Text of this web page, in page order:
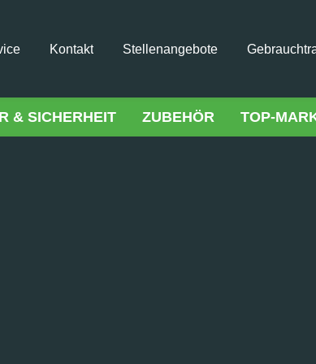
Kontakt Stellenangebote
& SICHERHEIT ZUBEHÖR TOP-